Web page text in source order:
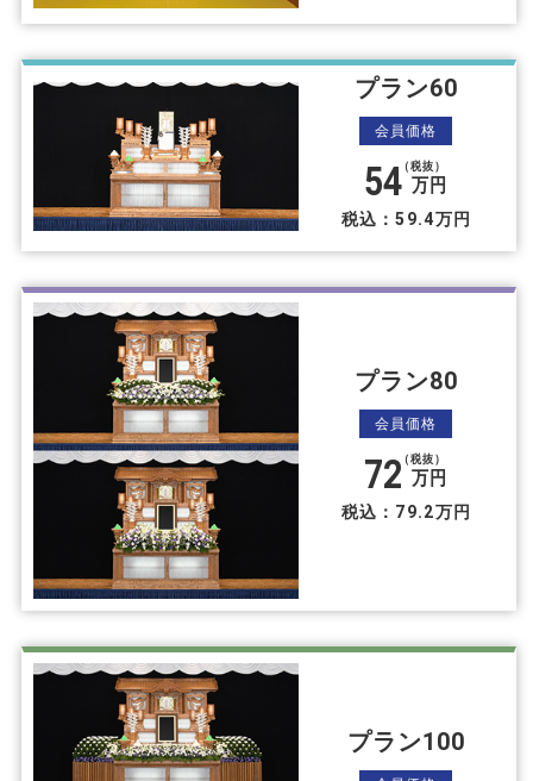
プラン60
会員価格
54 （税抜）
万円
税込：59.4万円
プラン80
会員価格
72（税抜）
万円
税込：79.2万円
プラン100